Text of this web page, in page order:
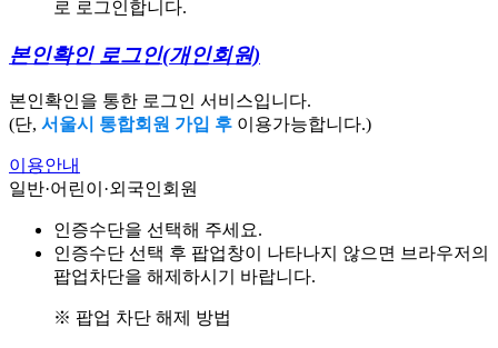
로 로그인합니다.
본인확인 로그인(개인회원)
본인확인을 통한 로그인 서비스입니다.
(단, 서울시 통합회원 가입 후 이용가능합니다.)
이용안내
일반·어린이·외국인회원
인증수단을 선택해 주세요.
인증수단 선택 후 팝업창이 나타나지 않으면 브라우저의
팝업차단을 해제하시기 바랍니다.
※ 팝업 차단 해제 방법